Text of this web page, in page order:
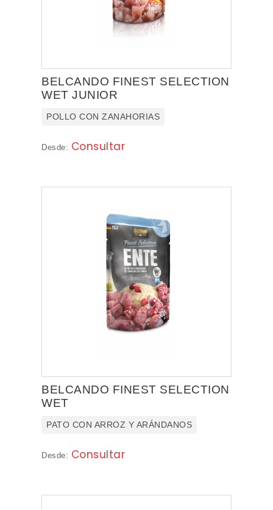
BELCANDO FINEST SELECTION
WET JUNIOR
POLLO CON ZANAHORIAS
Desde: Consultar
BELCANDO FINEST SELECTION
WET
PATO CON ARROZ Y ARÁNDANOS
Desde: Consultar